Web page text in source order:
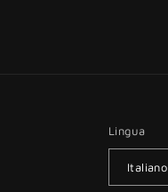
Lingua
Italiano